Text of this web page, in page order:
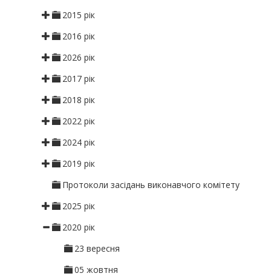
2015 рік
2016 рік
2026 рік
2017 рік
2018 рік
2022 рік
2024 рік
2019 рік
Протоколи засідань виконавчого комітету
2025 рік
2020 рік
23 вересня
05 жовтня